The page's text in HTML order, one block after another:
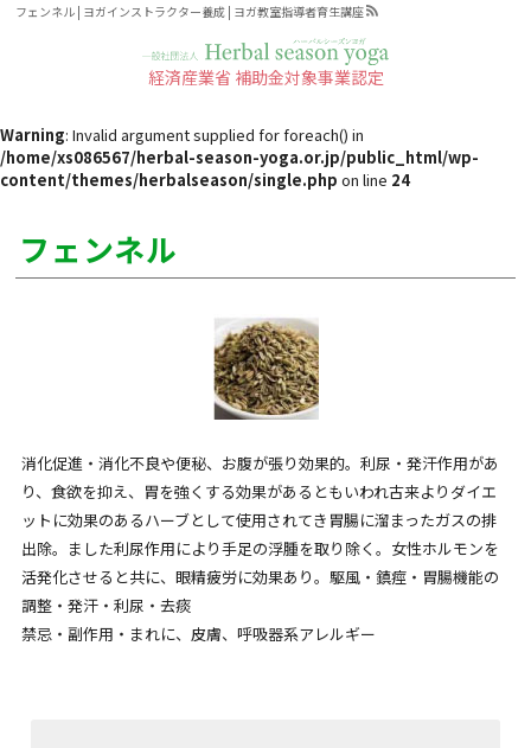
フェンネル | ヨガインストラクター養成 | ヨガ教室指導者育生講座
経済産業省 補助金対象事業認定
Warning: Invalid argument supplied for foreach() in
/home/xs086567/herbal-season-yoga.or.jp/public_html/wp-
content/themes/herbalseason/single.php on line 24
フェンネル
消化促進・消化不良や便秘、お腹が張り効果的。利尿・発汗作用があ
り、食欲を抑え、胃を強くする効果があるともいわれ古来よりダイエ
ットに効果のあるハーブとして使用されてき胃腸に溜まったガスの排
出除。ました利尿作用により手足の浮腫を取り除く。女性ホルモンを
活発化させると共に、眼精疲労に効果あり。駆風・鎮痙・胃腸機能の
調整・発汗・利尿・去痰
禁忌・副作用・まれに、皮膚、呼吸器系アレルギー
ハーバルシーズンヨガの効果
所・スケジュール
受講タイプA
3日間で学ぶ
京都1Day リトリート資格取得
タブレット・スマホで自分の空いた
時間に学べる
受講生の声